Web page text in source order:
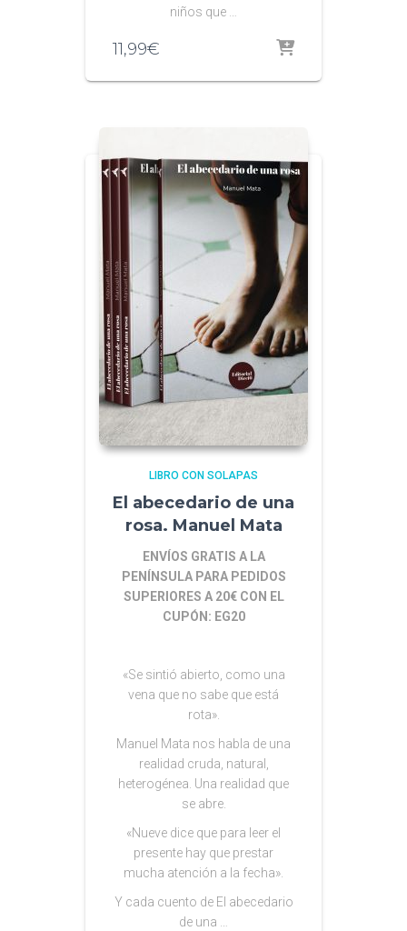
niños que …
11,99€
LIBRO CON SOLAPAS
El abecedario de una
rosa. Manuel Mata
ENVÍOS GRATIS A LA
PENÍNSULA PARA PEDIDOS
SUPERIORES A 20€ CON EL
CUPÓN: EG20
«Se sintió abierto, como una
vena que no sabe que está
rota».
Manuel Mata nos habla de una
realidad cruda, natural,
heterogénea. Una realidad que
se abre.
«Nueve dice que para leer el
presente hay que prestar
mucha atención a la fecha».
Y cada cuento de El abecedario
de una …